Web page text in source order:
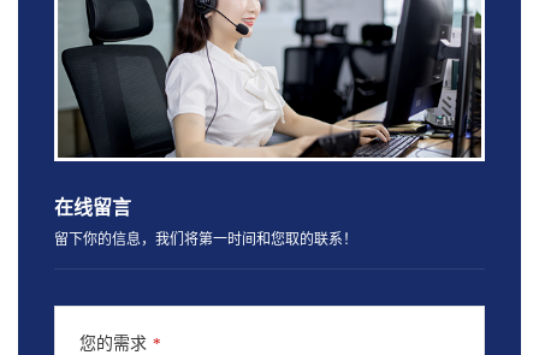
在线留言
留下你的信息，我们将第一时间和您取的联系！
您的需求 *